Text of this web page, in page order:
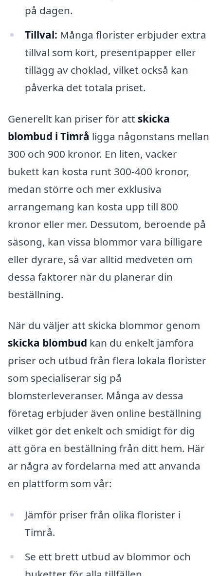
på dagen.
Tillval: Många florister erbjuder extra
tillval som kort, presentpapper eller
tillägg av choklad, vilket också kan
påverka det totala priset.
Generellt kan priser för att skicka
blombud i Timrå ligga någonstans mellan
300 och 900 kronor. En liten, vacker
bukett kan kosta runt 300-400 kronor,
medan större och mer exklusiva
arrangemang kan kosta upp till 800
kronor eller mer. Dessutom, beroende på
säsong, kan vissa blommor vara billigare
eller dyrare, så var alltid medveten om
dessa faktorer när du planerar din
beställning.
När du väljer att skicka blommor genom
skicka blombud kan du enkelt jämföra
priser och utbud från flera lokala florister
som specialiserar sig på
blomsterleveranser. Många av dessa
företag erbjuder även online beställning
vilket gör det enkelt och smidigt för dig
att göra en beställning från ditt hem. Här
är några av fördelarna med att använda
en plattform som vår:
Jämför priser från olika florister i
Timrå.
Se ett brett utbud av blommor och